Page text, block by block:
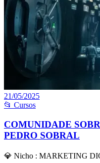
21/05/2025
📂 Cursos
COMUNIDADE
PEDRO SOBRAL
💎 Nicho : MARKETING